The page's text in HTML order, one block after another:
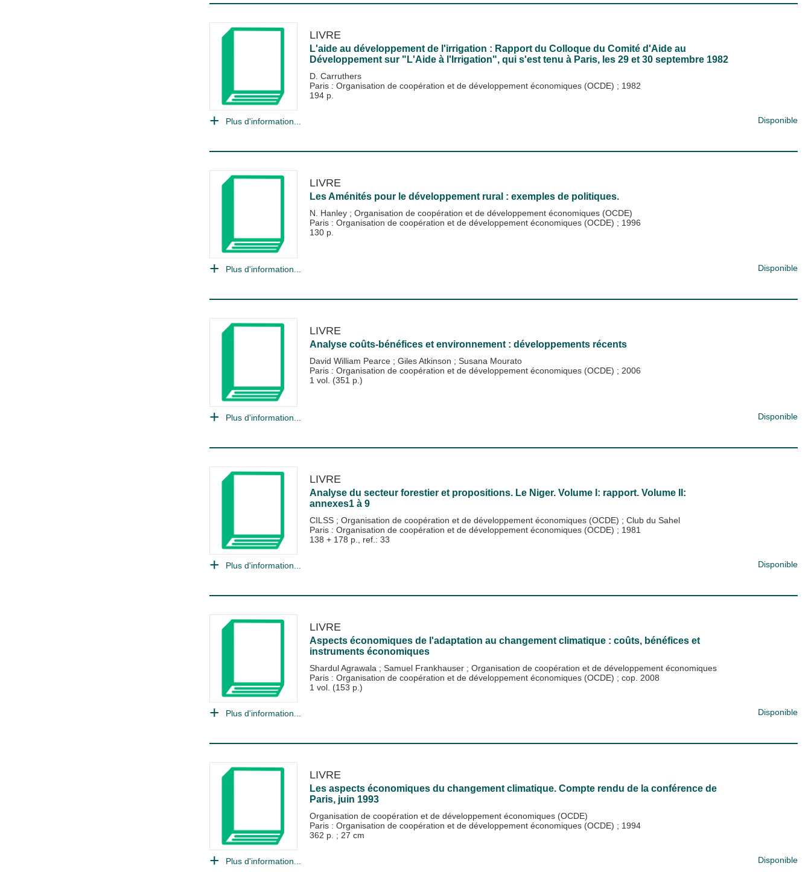
LIVRE
L'aide au développement de l'irrigation : Rapport du Colloque du Comité d'Aide au
Développement sur "L'Aide à l'Irrigation", qui s'est tenu à Paris, les 29 et 30 septembre 1982
D. Carruthers
Paris : Organisation de coopération et de développement économiques (OCDE) ; 1982
194 p.
Plus d'information... Disponible
LIVRE
Les Aménités pour le développement rural : exemples de politiques.
N. Hanley ; Organisation de coopération et de développement économiques (OCDE)
Paris : Organisation de coopération et de développement économiques (OCDE) ; 1996
130 p.
Plus d'information... Disponible
LIVRE
Analyse coûts-bénéfices et environnement : développements récents
David William Pearce ; Giles Atkinson ; Susana Mourato
Paris : Organisation de coopération et de développement économiques (OCDE) ; 2006
1 vol. (351 p.)
Plus d'information... Disponible
LIVRE
Analyse du secteur forestier et propositions. Le Niger. Volume I: rapport. Volume II:
annexes1 à 9
CILSS ; Organisation de coopération et de développement économiques (OCDE) ; Club du Sahel
Paris : Organisation de coopération et de développement économiques (OCDE) ; 1981
138 + 178 p., ref.: 33
Plus d'information... Disponible
LIVRE
Aspects économiques de l'adaptation au changement climatique : coûts, bénéfices et
instruments économiques
Shardul Agrawala ; Samuel Frankhauser ; Organisation de coopération et de développement économiques
Paris : Organisation de coopération et de développement économiques (OCDE) ; cop. 2008
1 vol. (153 p.)
Plus d'information... Disponible
LIVRE
Les aspects économiques du changement climatique. Compte rendu de la conférence de
Paris, juin 1993
Organisation de coopération et de développement économiques (OCDE)
Paris : Organisation de coopération et de développement économiques (OCDE) ; 1994
362 p. ; 27 cm
Plus d'information... Disponible